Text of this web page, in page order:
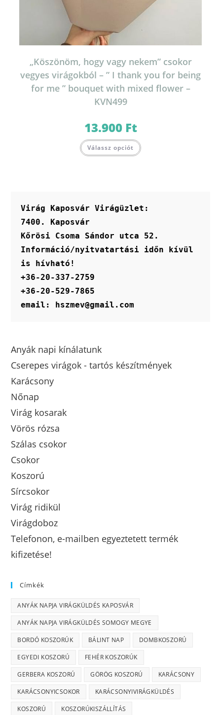
„Köszönöm, hogy vagy nekem” csokor
vegyes virágokból – ” I thank you for being
for me ” bouquet with mixed flower –
KVN499
13.900 Ft
Válassz opciót
Virág Kaposvár Virágüzlet:
7400. Kaposvár
Kőrösi Csoma Sándor utca 52.
Információ/nyitvatartási időn kívül
is hívható!
+36-20-337-2759
+36-20-529-7865
email: hszmev@gmail.com
Anyák napi kínálatunk
Cserepes virágok - tartós készítmények
Karácsony
Nőnap
Virág kosarak
Vörös rózsa
Szálas csokor
Csokor
Koszorú
Sírcsokor
Virág ridikül
Virágdoboz
Telefonon, e-mailben egyeztetett termék
kifizetése!
Címkék
ANYÁK NAPJA VIRÁGKÜLDÉS KAPOSVÁR
ANYÁK NAPJA VIRÁGKÜLDÉS SOMOGY MEGYE
BORDÓ KOSZORÚK BÁLINT NAP DOMBKOSZORÚ
EGYEDI KOSZORÚ FEHÉR KOSZORÚK
GERBERA KOSZORÚ GÖRÖG KOSZORÚ KARÁCSONY
KARÁCSONYICSOKOR KARÁCSONYIVIRÁGKÜLDÉS
KOSZORÚ KOSZORÚKISZÁLLÍTÁS